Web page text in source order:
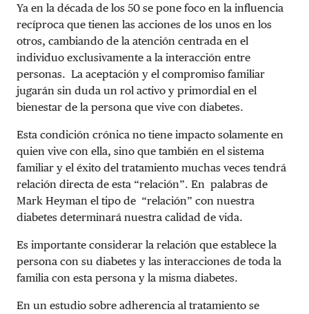
Ya en la década de los 50 se pone foco en la influencia
recíproca que tienen las acciones de los unos en los
otros, cambiando de la atención centrada en el
individuo exclusivamente a la interacción entre
personas. La aceptación y el compromiso familiar
jugarán sin duda un rol activo y primordial en el
bienestar de la persona que vive con diabetes.
Esta condición crónica no tiene impacto solamente en
quien vive con ella, sino que también en el sistema
familiar y el éxito del tratamiento muchas veces tendrá
relación directa de esta “relación”. En palabras de
Mark Heyman el tipo de “relación” con nuestra
diabetes determinará nuestra calidad de vida.
Es importante considerar la relación que establece la
persona con su diabetes y las interacciones de toda la
familia con esta persona y la misma diabetes.
En un estudio sobre adherencia al tratamiento se